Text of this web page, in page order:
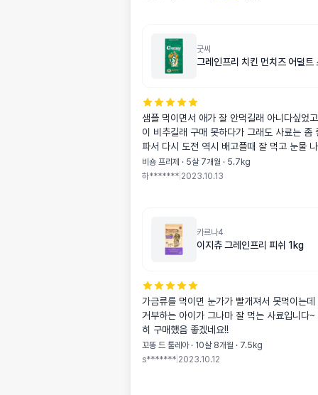
굿씨
그레인프리 치킨 먼치즈 어덜
샘플 먹이면서 애가 잘 안먹길래 아니다싶었
이 비추길래 구매 못하다가 그래도 사료는 좀 좋은거 먹이고
파서 다시 도전 역시 배고플때 잘 먹고 눈물 나드라구요 간식
으로 줄려구요 그러다 괜찮아지면 주식으
비숑 프리제 · 5살 7개월 · 5.7kg
하******* 2023.10.13
카르나4
이지츄 그레인프리 피쉬 1kg
가금류를 먹이면 눈가가 빨개져서 못먹이는
거부하는 아이가 그나마 잘 먹는 사료입니다
히 구매했음 좋겠네요!!
꼬똥 드 툴레아 · 10살 8개월 · 7.5kg
s******* 2023.10.12